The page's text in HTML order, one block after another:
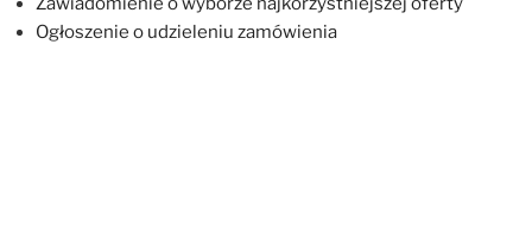
Ogłoszenie o udzieleniu zamówienia